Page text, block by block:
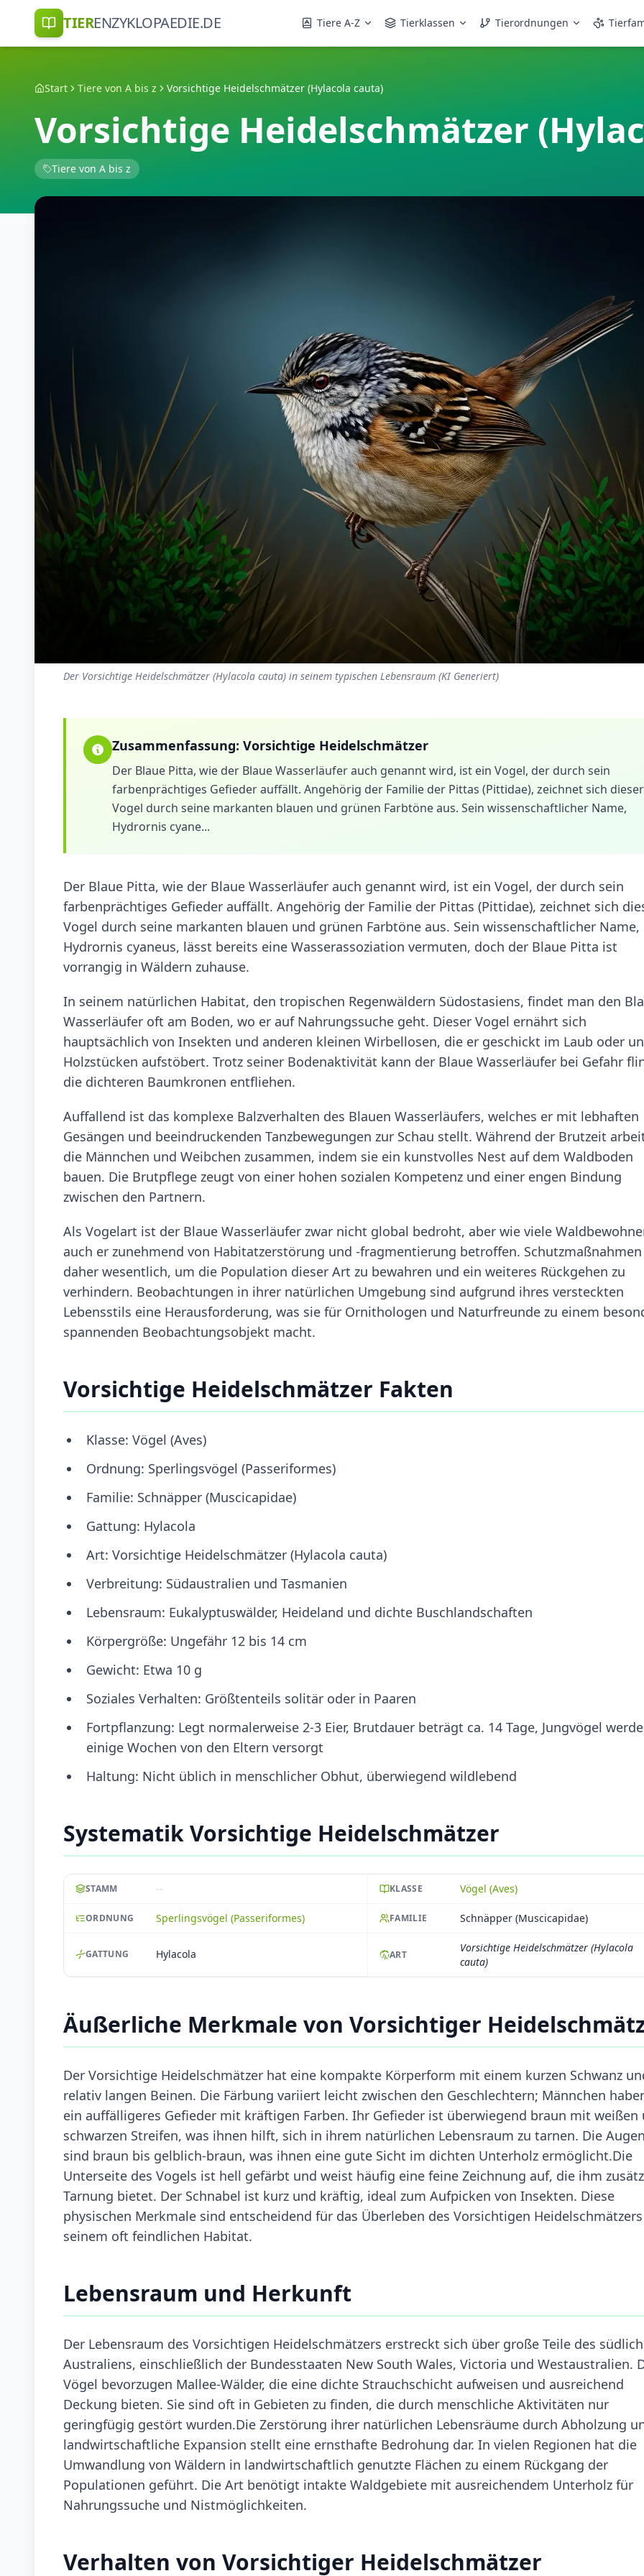
TIERENZYKLOPAEDIE.DE Tiere A-Z Tierklassen Tierordnungen
Start Tiere von A bis z Vorsichtige Heidelschmätzer (Hylacola cauta)
Vorsichtige Heidelschmätzer
Tiere von A bis z
Der Vorsichtige Heidelschmätzer (Hylacola cauta) in seinem typischen Lebensraum (KI Generiert)
Zusammenfassung: Vorsichtige Heidelschmätzer
Der Blaue Pitta, wie der Blaue Wasserläufer auch genannt wird, ist ein Vogel, der durch sein
farbenprächtiges Gefieder auffällt. Angehörig der Familie der Pittas (Pittidae), zeichnet sich dieser
Vogel durch seine markanten blauen und grünen Farbtöne aus. Sein wissenschaftlicher Name,
Hydrornis cyane...
Der Blaue Pitta, wie der Blaue Wasserläufer auch genannt wird, ist ein Vogel, der durch sein
farbenprächtiges Gefieder auffällt. Angehörig der Familie der Pittas (Pittidae), zeichnet sich
Vogel durch seine markanten blauen und grünen Farbtöne aus. Sein wissenschaftlicher Name,
Hydrornis cyaneus, lässt bereits eine Wasserassoziation vermuten, doch der Blaue Pitta ist
vorrangig in Wäldern zuhause.
In seinem natürlichen Habitat, den tropischen Regenwäldern Südostasiens, findet man den
Wasserläufer oft am Boden, wo er auf Nahrungssuche geht. Dieser Vogel ernährt sich
hauptsächlich von Insekten und anderen kleinen Wirbellosen, die er geschickt im Laub oder
Holzstücken aufstöbert. Trotz seiner Bodenaktivität kann der Blaue Wasserläufer bei Gefahr
die dichteren Baumkronen entfliehen.
Auffallend ist das komplexe Balzverhalten des Blauen Wasserläufers, welches er mit lebhaften
Gesängen und beeindruckenden Tanzbewegungen zur Schau stellt. Während der Brutzeit
die Männchen und Weibchen zusammen, indem sie ein kunstvolles Nest auf dem Waldboden
bauen. Die Brutpflege zeugt von einer hohen sozialen Kompetenz und einer engen Bindung
zwischen den Partnern.
Als Vogelart ist der Blaue Wasserläufer zwar nicht global bedroht, aber wie viele
auch er zunehmend von Habitatzerstörung und -fragmentierung betroffen.
daher wesentlich, um die Population dieser Art zu bewahren und ein weiteres Rückgehen zu
verhindern. Beobachtungen in ihrer natürlichen Umgebung sind aufgrund ihres versteckten
Lebensstils eine Herausforderung, was sie für Ornithologen und Naturfreunde zu einem
spannenden Beobachtungsobjekt macht.
Vorsichtige Heidelschmätzer Fakten
Klasse: Vögel (Aves)
Ordnung: Sperlingsvögel (Passeriformes)
Familie: Schnäpper (Muscicapidae)
Gattung: Hylacola
Art: Vorsichtige Heidelschmätzer (Hylacola cauta)
Verbreitung: Südaustralien und Tasmanien
Lebensraum: Eukalyptuswälder, Heideland und dichte Buschlandschaften
Körpergröße: Ungefähr 12 bis 14 cm
Gewicht: Etwa 10 g
Soziales Verhalten: Größtenteils solitär oder in Paaren
Fortpflanzung: Legt normalerweise 2-3 Eier, Brutdauer beträgt ca. 14 Tage, Jungvögel
einige Wochen von den Eltern versorgt
Haltung: Nicht üblich in menschlicher Obhut, überwiegend wildlebend
Systematik Vorsichtige Heidelschmätzer
STAMM -- KLASSE Vögel (Aves)
ORDNUNG Sperlingsvögel (Passeriformes) FAMILIE Schnäpper (Muscicapidae)
GATTUNG Hylacola ART
Vorsichtige Heidelschmätzer (Hylacola
cauta)
Äußerliche Merkmale von Vorsichtiger
Der Vorsichtige Heidelschmätzer hat eine kompakte Körperform mit einem kurzen Schwanz
relativ langen Beinen. Die Färbung variiert leicht zwischen den Geschlechtern; Männchen
ein auffälligeres Gefieder mit kräftigen Farben. Ihr Gefieder ist überwiegend braun mit weißen
schwarzen Streifen, was ihnen hilft, sich in ihrem natürlichen Lebensraum zu tarnen. Die
sind braun bis gelblich-braun, was ihnen eine gute Sicht im dichten Unterholz ermöglicht.Die
Unterseite des Vogels ist hell gefärbt und weist häufig eine feine Zeichnung auf, die ihm
Tarnung bietet. Der Schnabel ist kurz und kräftig, ideal zum Aufpicken von Insekten. Diese
physischen Merkmale sind entscheidend für das Überleben des Vorsichtigen
seinem oft feindlichen Habitat.
Lebensraum und Herkunft
Der Lebensraum des Vorsichtigen Heidelschmätzers erstreckt sich über große Teile des
Australiens, einschließlich der Bundesstaaten New South Wales, Victoria und Westaustralien.
Vögel bevorzugen Mallee-Wälder, die eine dichte Strauchschicht aufweisen und ausreichend
Deckung bieten. Sie sind oft in Gebieten zu finden, die durch menschliche Aktivitäten nur
geringfügig gestört wurden.Die Zerstörung ihrer natürlichen Lebensräume durch Abholzung
landwirtschaftliche Expansion stellt eine ernsthafte Bedrohung dar. In vielen Regionen hat die
Umwandlung von Wäldern in landwirtschaftlich genutzte Flächen zu einem Rückgang der
Populationen geführt. Die Art benötigt intakte Waldgebiete mit ausreichendem Unterholz für
Nahrungssuche und Nistmöglichkeiten.
Verhalten von Vorsichtiger Heidelschmätzer